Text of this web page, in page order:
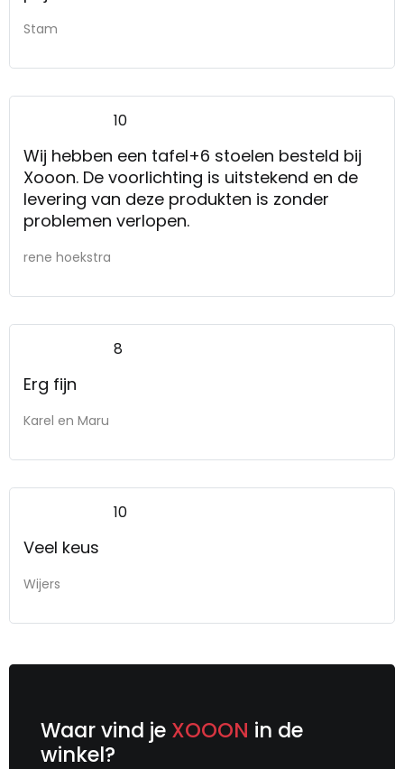
Stam
10
Wij hebben een tafel+6 stoelen besteld bij
Xooon. De voorlichting is uitstekend en de
levering van deze produkten is zonder
problemen verlopen.
rene hoekstra
8
Erg fijn
Karel en Maru
10
Veel keus
Wijers
Waar vind je XOOON in de
winkel?